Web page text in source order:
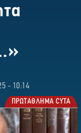
- 10:14
ΠΡΩΤΑΘΛΗΜΑ CYTA